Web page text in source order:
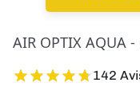
AIR OPTIX AQUA
142